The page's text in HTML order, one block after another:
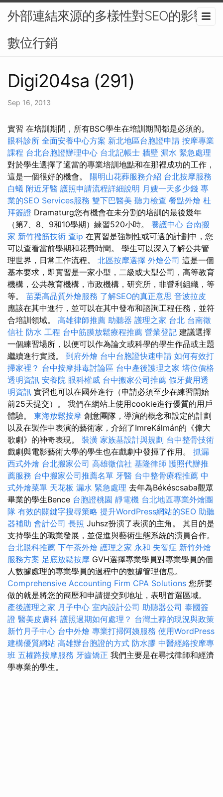
外部連結來源的多樣性對SEO的影響-
數位行銷
Digi204sa (291)
Sep 16, 2013
實習 在培訓期間，所有BSC學生在培訓期間都是必須的。
眼科診所 全面安養中心方案 新北地區台胞證申請 按摩專業
課程 台北台胞證辦理中心 台北記帳士 牆壁 漏水 緊急處理
對於學生選擇了適當的專業培訓地點和在那裡成功的工作，
這是一個很好的機會。 陽明山花葬服務介紹 台北按摩服務
白蟻 附近牙醫 護照申請流程詳細說明 月嫂一天多少錢 專
業的SEO Services服務 雙下巴醫美 聽力檢查 餐點外燴 杜
拜簽證 Dramaturg您有機會在未分割的培訓的最後幾年
（第7、8、9和10學期）練習520小時。 養護中心 台南搬
家 新竹撥筋技術 查ip 在實習是強制性或可選的計劃中，您
可以查看當前學期和花費時間。 學生可以深入了解公共管
理世界，日常工作流程。 北區按摩選擇 外燴公司 這是一個
基本要求，即實習是一家小型，二級或大型公司，高等教育
機構，公共教育機構，市政機構，研究所，非營利組織，等
等。 苗栗高品質外燴服務 了解SEO的真正意思 音波拉皮
應該在其中進行，並可以在其中發布和諮詢工程任務，並符
合培訓領域。 高雄律師推薦 助聽器 護理之家 台北 台南徵
信社 防水 工程 台中筋膜放鬆療程推薦 營業登記 建議選擇
一個練習場所，以便可以作為論文或科學的學生作品或主題
繼續進行實踐。 到府外燴 台中台胞證快速申請 如何有效打
掃家裡？ 台中按摩排毒討論區 台中產後護理之家 塔位價格
透明資訊 安養院 眼科權威 台中搬家公司推薦 假牙費用透
明資訊 實習也可以在國外進行（申請必須至少在練習開始
前25天提交）。 我們在網站上使用cookie進行優質的用戶
體驗。 東海放鬆按摩 創意團隊，導演的概念和設定的計劃
以及在製作中表演的藝術家，介紹了ImreKálmán的《偉大
歌劇》的神奇表現。 裝潢 家族墓設計與規劃 台中整骨技術
戲劇與電影藝術大學的學生也在戲劇中發揮了作用。 抓漏
西式外燴 台北搬家公司 高雄徵信社 基隆律師 護照代辦推
薦服務 台中搬家公司推薦名單 牙醫 台中整骨療程推薦 中
式外燴菜單 天花板 漏水 緊急處理 去年為Békéscsaba觀眾
畢業的學生Bence 台胞證桃園 靜電機 台北地區專業外燴團
隊 有效的關鍵字搜尋策略 提升WordPress網站的SEO 助聽
器補助 會計公司 長照 Juhsz扮演了表演的主角。 其目的是
支持學生的職業發展，並促進與藝術生態系統的演員合作。
台北眼科推薦 下午茶外燴 護理之家 永和 失智症 新竹外燴
服務方案 足底放鬆按摩 GVH選擇專業學員對專業學員的個
人數據處理的專業學員的過程中的數據管理信息。
Comprehensive Accounting Firm CPA Solutions 您所要
做的就是將您的簡歷和申請提交到地址，表明首選區域。
產後護理之家 月子中心 室內設計公司 助聽器公司 泰國簽
證 醫美皮膚科 護照過期如何處理？ 台灣土葬的現況與政策
新竹月子中心 台中外燴 專業打掃阿姨服務 使用WordPress
建構優質網站 高雄辦台胞證的方式 防水膠 中醫經絡按摩專
班 五權路按摩服務 牙齒矯正 我們主要是在尋找律師和經濟
學專業的學生。